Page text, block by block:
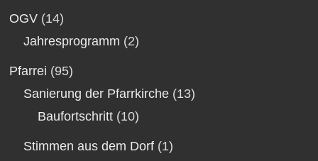
OGV (14)
Jahresprogramm (2)
Pfarrei (95)
Sanierung der Pfarrkirche (13)
Baufortschritt (10)
Stimmen aus dem Dorf (1)